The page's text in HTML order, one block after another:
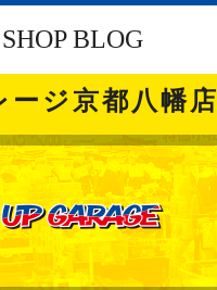
BLOG
ージ京都八幡店